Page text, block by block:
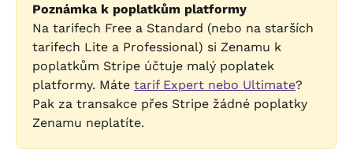
Poznámka k poplatkům platformy
Na tarifech Free a Standard (nebo na starších
tarifech Lite a Professional) si Zenamu k
poplatkům Stripe účtuje malý poplatek
platformy. Máte tarif Expert nebo Ultimate?
Pak za transakce přes Stripe žádné poplatky
Zenamu neplatíte.